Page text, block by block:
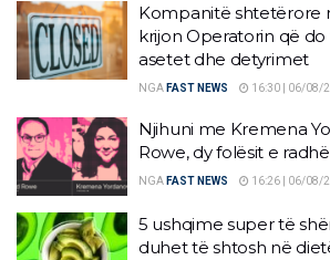
Kompanitë shtetërore
krijon Operatorin që
asetet dhe detyrimet
NGA FAST NEWS 16:30 | 06/08/
Njihuni me Kremena
Rowe, dy folësit e
NGA FAST NEWS 16:26 | 06/08/
5 ushqime super të
duhet të shtosh në